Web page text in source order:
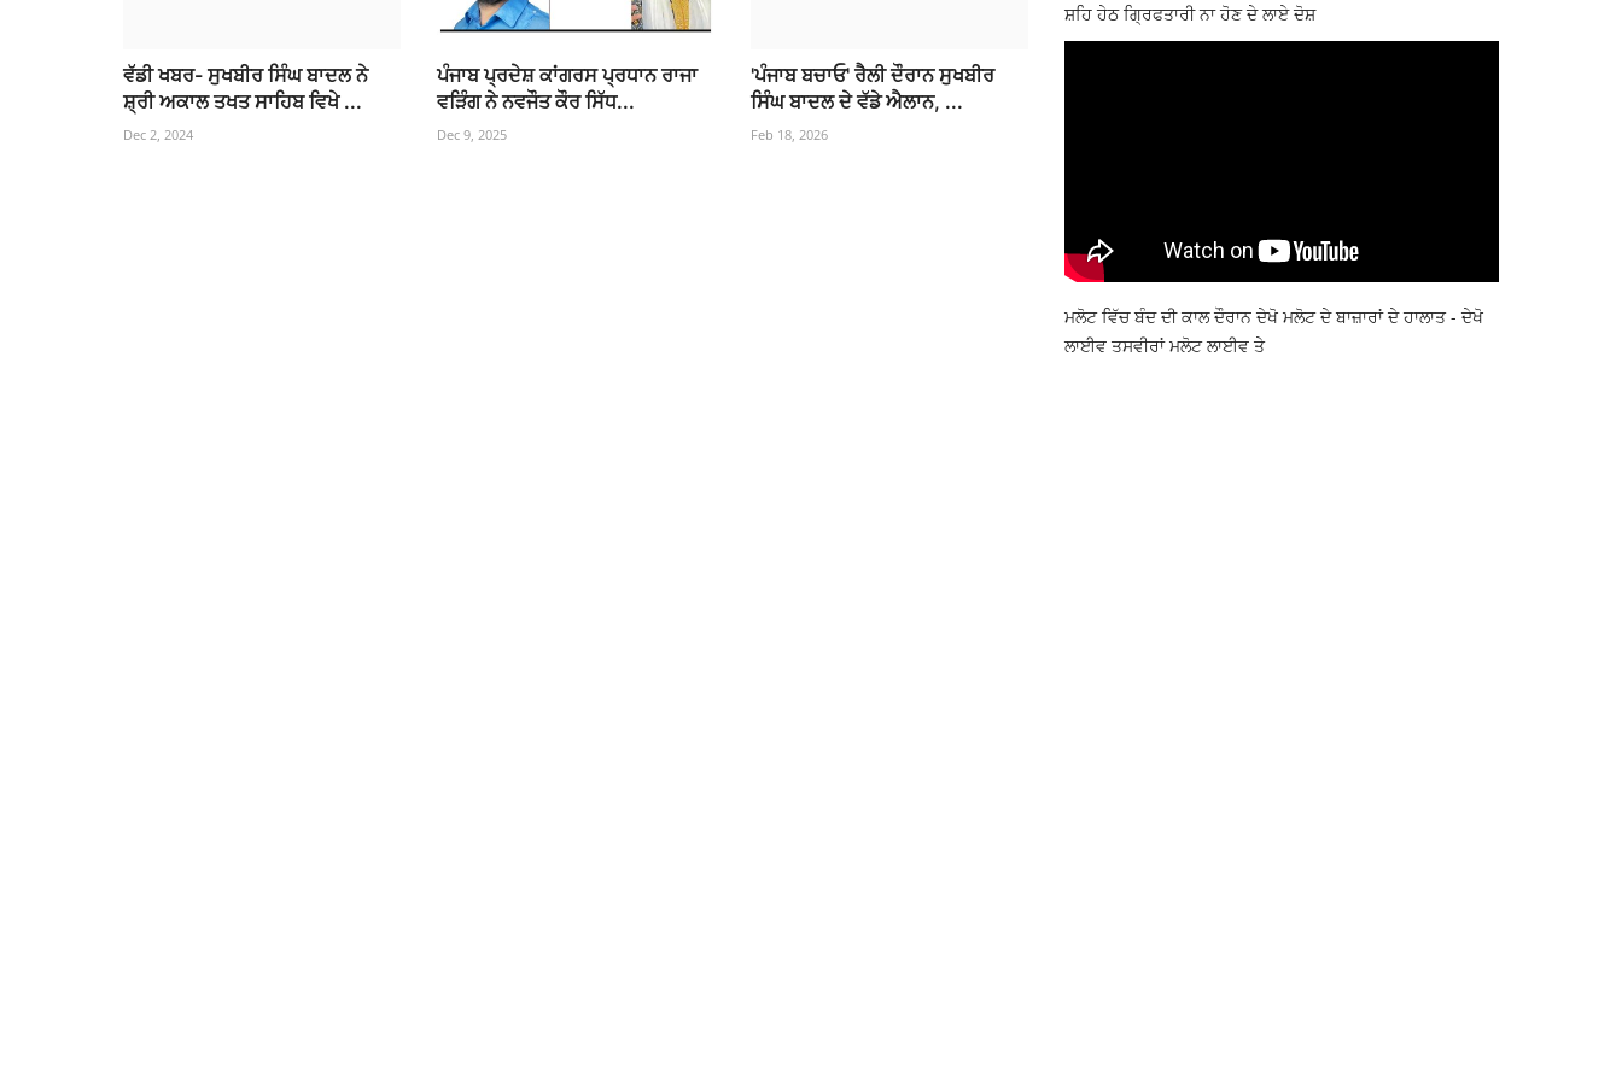
ਵੱਡੀ ਖਬਰ- ਸੁਖਬੀਰ ਸਿੰਘ ਬਾਦਲ ਨੇ
ਸ਼੍ਰੀ ਅਕਾਲ ਤਖਤ ਸਾਹਿਬ ਵਿਖੇ ...
Dec 2, 2024
ਪੰਜਾਬ ਪ੍ਰਦੇਸ਼ ਕਾਂਗਰਸ ਪ੍ਰਧਾਨ ਰਾਜਾ
ਵੜਿੰਗ ਨੇ ਨਵਜੌਤ ਕੌਰ ਸਿੱਧ...
Dec 9, 2025
'ਪੰਜਾਬ ਬਚਾਓ' ਰੈਲੀ ਦੌਰਾਨ ਸੁਖਬੀਰ
ਸਿੰਘ ਬਾਦਲ ਦੇ ਵੱਡੇ ਐਲਾਨ, ...
Feb 18, 2026
ਸ਼ਹਿ ਹੇਠ ਗ੍ਰਿਫਤਾਰੀ ਨਾ ਹੋਣ ਦੇ ਲਾਏ ਦੋਸ਼
ਮਲੋਟ ਵਿੱਚ ਬੰਦ ਦੀ ਕਾਲ ਦੌਰਾਨ ਦੇਖੋ ਮਲੋਟ ਦੇ ਬਾਜ਼ਾਰਾਂ ਦੇ ਹਾਲਾਤ - ਦੇਖੋ
ਲਾਈਵ ਤਸਵੀਰਾਂ ਮਲੋਟ ਲਾਈਵ ਤੇ